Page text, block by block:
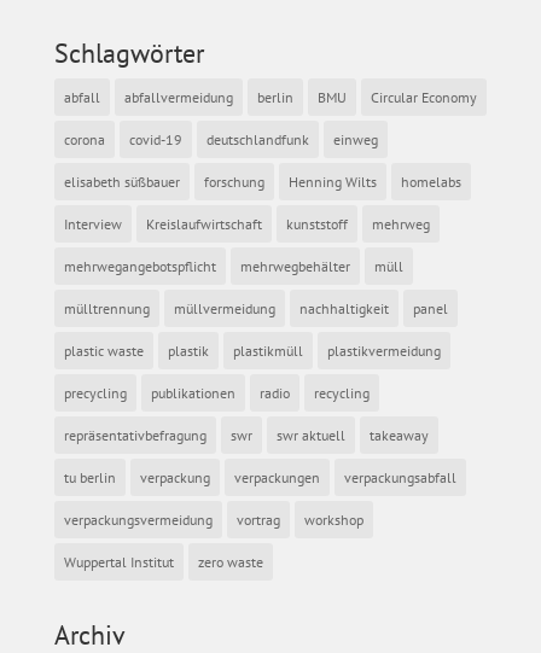
Schlagwörter
abfall abfallvermeidung berlin BMU Circular Economy
corona covid-19 deutschlandfunk einweg
elisabeth süßbauer forschung Henning Wilts homelabs
Interview Kreislaufwirtschaft kunststoff mehrweg
mehrwegangebotspflicht mehrwegbehälter müll
mülltrennung müllvermeidung nachhaltigkeit panel
plastic waste plastik plastikmüll plastikvermeidung
precycling publikationen radio recycling
repräsentativbefragung swr swr aktuell takeaway
tu berlin verpackung verpackungen verpackungsabfall
verpackungsvermeidung vortrag workshop
Wuppertal Institut zero waste
Archiv